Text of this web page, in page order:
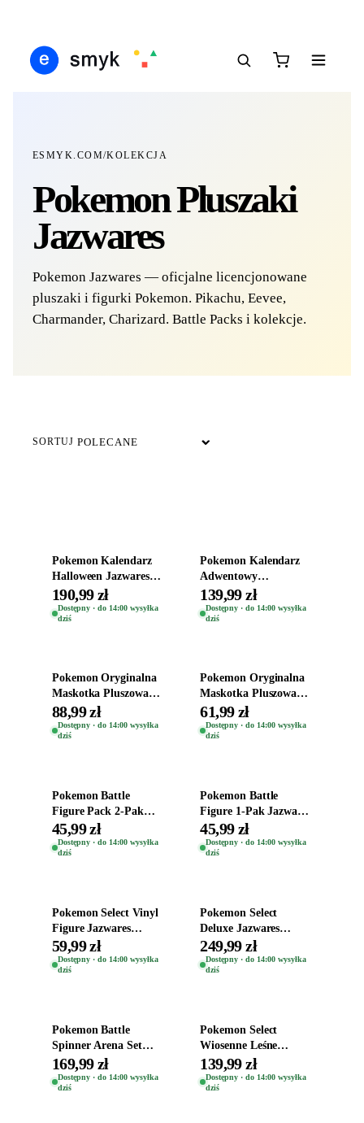
ESMYK.COM/KOLEKCJA
Pokemon Pluszaki
Jazwares
Pokemon Jazwares — oficjalne licencjonowane
pluszaki i figurki Pokemon. Pikachu, Eevee,
Charmander, Charizard. Battle Packs i kolekcje.
SORTUJ
Pokemon Kalendarz
Halloween Jazwares
Oryginalny Zestaw z
Figurkami
190,99 zł
Dostępny · do 14:00 wysyłka
dziś
Pokemon Kalendarz
Adwentowy
Oryginalny 16
Unikalnych Figurek
Jazwares
139,99 zł
Dostępny · do 14:00 wysyłka
dziś
Pokemon Oryginalna
Maskotka Pluszowa
Plusz Jazwares
Pluszak Pikachu 20cm
88,99 zł
Dostępny · do 14:00 wysyłka
dziś
Pokemon Oryginalna
Maskotka Pluszowa
Jazwares Pluszak
Śpiący Squirtle 18cm
61,99 zł
Dostępny · do 14:00 wysyłka
dziś
Pokemon Battle
Figure Pack 2-Pak
Oryginalne Figurki
Grookey + Pikachu
45,99 zł
Dostępny · do 14:00 wysyłka
dziś
Pokemon Battle
Figure 1-Pak Jazwares
Oryginalna Ruchoma
Figurka Marowak
45,99 zł
Dostępny · do 14:00 wysyłka
dziś
Pokemon Select Vinyl
Figure Jazwares
Oryginalna Figurka
Charmander 10cm
59,99 zł
Dostępny · do 14:00 wysyłka
dziś
Pokemon Select
Deluxe Jazwares
Oryginalna Figurka
Mega Charizard X
249,99 zł
Dostępny · do 14:00 wysyłka
dziś
Pokemon Battle
Spinner Arena Set
Jazwares Wyrzutnia 2
Spinnery Pikachu
Mew
169,99 zł
Dostępny · do 14:00 wysyłka
dziś
Pokemon Select
Wiosenne Leśne
Środowisko Las
Drzewo Pikachu +
Caterpie
139,99 zł
Dostępny · do 14:00 wysyłka
dziś